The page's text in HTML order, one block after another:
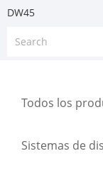
DW45
Todos los
Sistemas de